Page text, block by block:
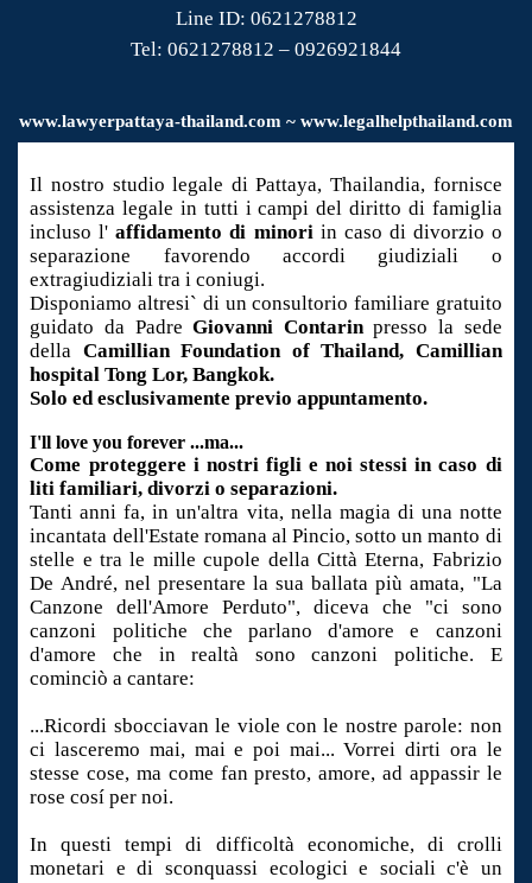
Line ID: 0621278812
Tel: 0621278812 – 0926921844
www.lawyerpattaya-thailand.com ~ www.legalhelpthailand.com
Il nostro studio legale di Pattaya, Thailandia, fornisce
assistenza legale in tutti i campi del diritto di famiglia
incluso l'affidamento di minoriin caso di divorzio o
separazione favorendo accordi giudiziali o
extragiudiziali tra i coniugi.
Disponiamo altresi` di un consultorio familiare gratuito
guidato da PadreGiovanni Contarinpresso la sede
della Camillian Foundation of Thailand, Camillian
hospital Tong Lor, Bangkok.
Solo ed esclusivamente previo appuntamento.
I'll love you forever ...ma...
Come proteggere i nostri figli e noi stessi in caso di
liti familiari, divorzi o separazioni.
Tanti anni fa, in un'altra vita, nella magia di una notte
incantata dell'Estate romana al Pincio, sotto un manto di
stelle e tra le mille cupole della Città Eterna, Fabrizio
De André, nel presentare la sua ballata più amata, "La
Canzone dell'Amore Perduto", diceva che "ci sono
canzoni politiche che parlano d'amore e canzoni
d'amore che in realtà sono canzoni politiche. E
cominciò a cantare:
...Ricordi sbocciavan le viole con le nostre parole: non
ci lasceremo mai, mai e poi mai... Vorrei dirti ora le
stesse cose, ma come fan presto, amore, ad appassir le
rose cosí per noi.
In questi tempi di difficoltà economiche, di crolli
monetari e di sconquassi ecologici e sociali c'è un